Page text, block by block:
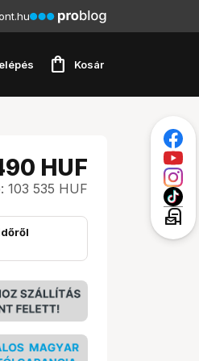
shopping_bag Kosár
HUF
103 535 HUF
local_post_office